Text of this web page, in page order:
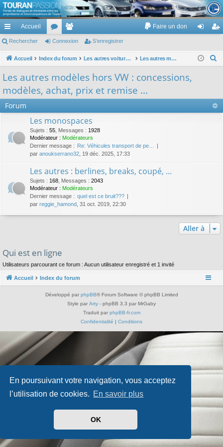
En poursuivant votre navigation, vous acceptez
l’utilisation de cookies. En savoir plus
OK
TouranPassion
Le forum des propriétaires ou futurs acquéreurs du Volkswagen Touran
cc
ès
Accueil
or
u
e
m
es
Faire un don
ne nr
Rechercher Connexion S’enregistrer
Accueil Index du forum Les autres voitures et ce qui touche à la voiture Les autres modèles hors VW : concessions, modèles, achat, prix et remise ...
r
Les autres modèles hors VW : concessions,
modèles, achat, prix et remise ...
Forum
Les monospaces
Sujets : 55 Messages : 1928
Modérateur : Modérateurs
Dernier message : Re: Véhicules transport de pe…
par anoukserrano32 , 19 déc. 2025, 17:33
Les autres : berlines, breaks, coupé, ...
Sujets : 168 Messages : 2043
Modérateur : Modérateurs
Dernier message : quel est ce bruit???
par reggie_hamond , 31 oct. 2019, 22:30
Aller à
Qui est en ligne
Utilisateurs parcourant ce forum : Aucun utilisateur enregistré et 1 invité
Accueil Index du forum
Développé par phpBB® Forum Software © phpBB Limited
Style par Arty - phpBB 3.3 par MrGaby
Traduit par phpBB-fr.com
Confidentialité | Conditions